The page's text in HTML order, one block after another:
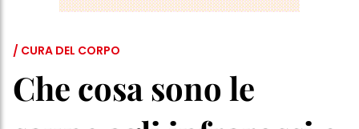
/ CURA DEL CORPO
Che cosa sono le